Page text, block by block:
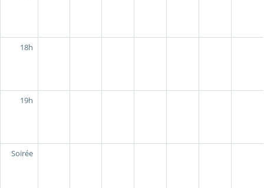
18h
19h
Soirée